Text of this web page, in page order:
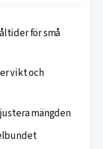
för små
vikt och
mängden